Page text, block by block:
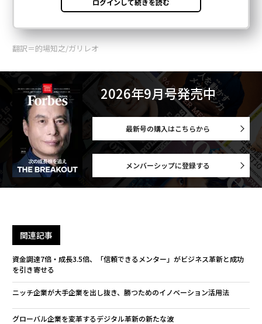
翻訳＝的場知之/ガリレオ
2026年9月号発売中
最新号の購入はこちらから
メンバーシップに登録する
関連記事
資金調達7倍・成長3.5倍、「信頼できるメンター」がビジネス革新と成功
を引き寄せる
ニッチ企業が大手企業を出し抜き、勝つためのイノベーション活用法
グローバル企業を変革するデジタル革新の新たな波